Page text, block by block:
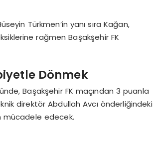
Türkmen’in yanı sıra Kağan,
rağmen Başakşehir FK
Dönmek
Başakşehir FK maçından 3 puanla
direktör Abdullah Avcı önderliğindeki
mücadele edecek.